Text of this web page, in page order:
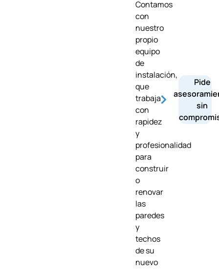
Contamos
con
nuestro
propio
equipo
de
instalación,
que
trabaja
con
rapidez
y
profesionalidad
para
construir
o
renovar
las
paredes
y
techos
de su
nuevo
Pide
sin